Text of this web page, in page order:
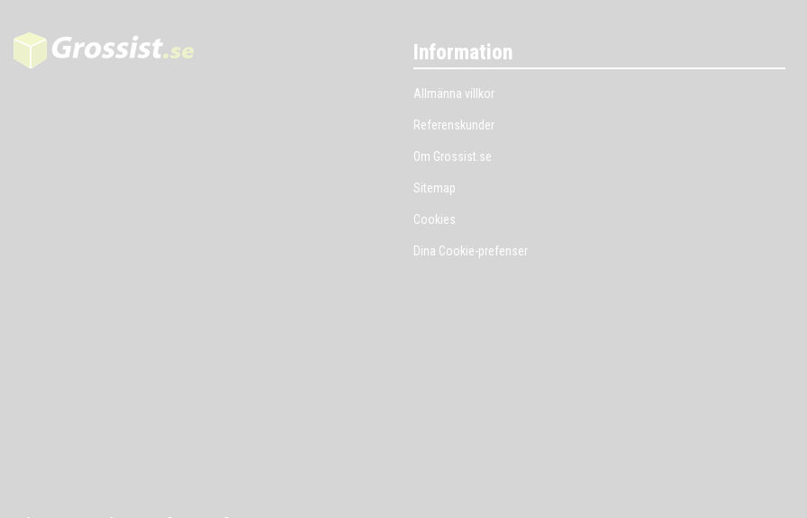
Information
Allmänna villkor
Referenskunder
Om Grossist.se
Sitemap
Cookies
Dina Cookie-prefenser